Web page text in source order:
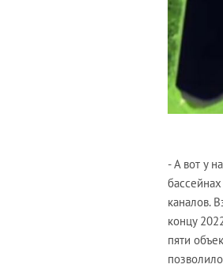
- А вот у
каналов.
концу
пяти